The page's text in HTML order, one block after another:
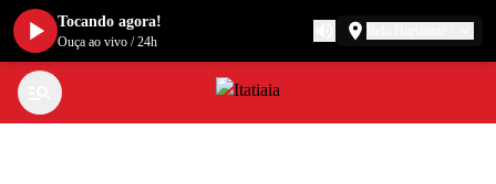
Tocando agora!
Ouça ao vivo /24h